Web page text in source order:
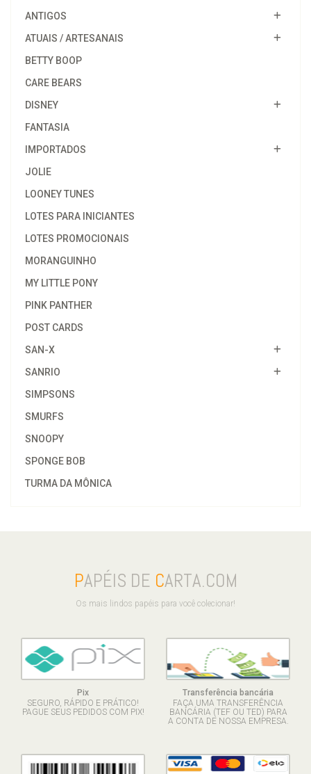
ANTIGOS
ATUAIS / ARTESANAIS
BETTY BOOP
CARE BEARS
DISNEY
FANTASIA
IMPORTADOS
JOLIE
LOONEY TUNES
LOTES PARA INICIANTES
LOTES PROMOCIONAIS
MORANGUINHO
MY LITTLE PONY
PINK PANTHER
POST CARDS
SAN-X
SANRIO
SIMPSONS
SMURFS
SNOOPY
SPONGE BOB
TURMA DA MÔNICA
PAPÉIS DE CARTA.COM
Os mais lindos papéis para você colecionar!
Pix
SEGURO, RÁPIDO E PRÁTICO!
PAGUE SEUS PEDIDOS COM PIX!
Transferência bancária
FAÇA UMA TRANSFERÊNCIA
BANCÁRIA (TEF OU TED) PARA
A CONTA DE NOSSA EMPRESA.